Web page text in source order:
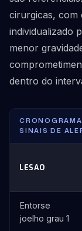
cirurgicas, com
individualizado
menor
dentro do
SINAIS DE
LESAO
Entorse
joelho grau 1